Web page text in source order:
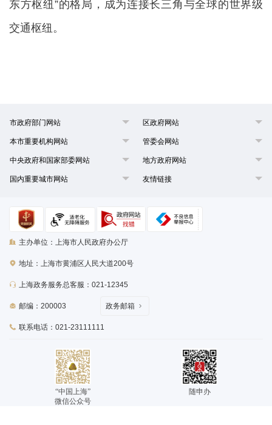
东方枢纽”的格局，成为连接长三角与全球的世界级
交通枢纽。
市政府部门网站 区政府网站
本市重要机构网站 管委会网站
中央政府和国家部委网站 地方政府网站
国内重要城市网站 友情链接
主办单位：上海市人民政府办公厅
地址：上海市黄浦区人民大道200号
上海政务服务总客服：021-12345
邮编：200003
联系电话：021-23111111
政务邮箱
“中国上海”
微信公众号
随申办